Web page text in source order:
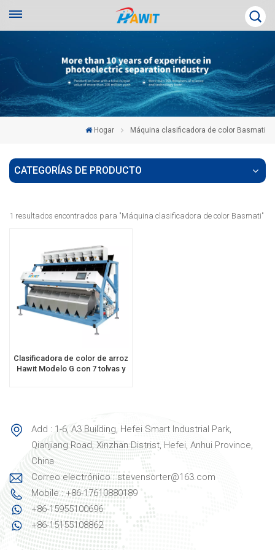
Hogar Máquina clasificadora de color Basmati
CATEGORÍAS DE PRODUCTO
1 resultados encontrados para "Máquina clasificadora de color Basmati"
Clasificadora de color de arroz
Hawit Modelo G con 7 tolvas y
Add : 1-6, A3 Building, Hefei Smart Industrial Park,
Qianjiang Road, Xinzhan Distrist, Hefei, Anhui Province,
China
Correo electrónico : stevensorter@163.com
Mobile : +86-17610880189
+86-15955100696
+86-15155108862